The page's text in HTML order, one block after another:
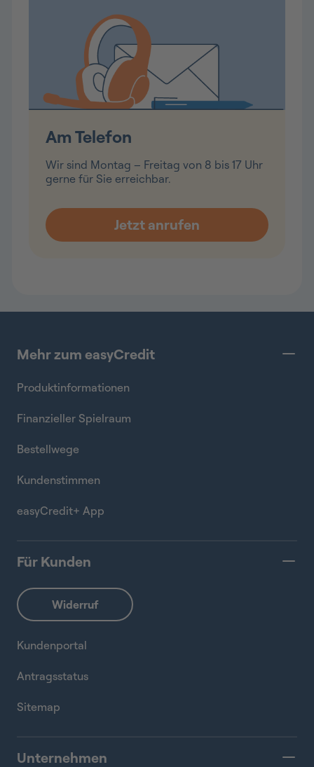
Am Telefon
Wir sind Montag – Freitag von 8 bis 17 Uhr
gerne für Sie erreichbar.
Mehr zum easyCredit
Produktinformationen
Finanzieller Spielraum
Bestellwege
Kundenstimmen
easyCredit+ App
Für Kunden
Kundenportal
Antragsstatus
Sitemap
Unternehmen